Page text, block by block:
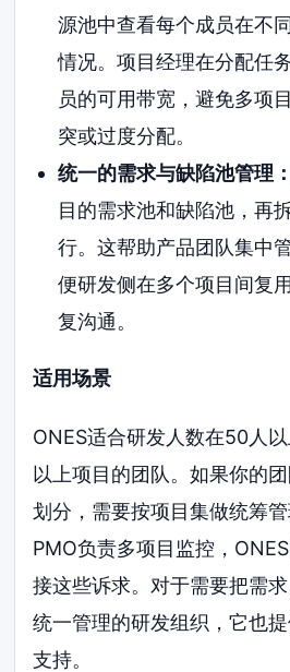
源池中查看每个成员在不
情况。项目经理在分配任
员的可用带宽，避免多项
突或过度分配。
统一的需求与缺陷池管理：
目的需求池和缺陷池，再
行。这帮助产品团队集中
便研发侧在多个项目间复
复沟通。
适用场景
ONES适合研发人数在50人
以上项目的团队。如果你的
划分，需要按项目集做统筹
PMO负责多项目监控，
接这些诉求。对于需要把需
统一管理的研发组织，它也
支持。